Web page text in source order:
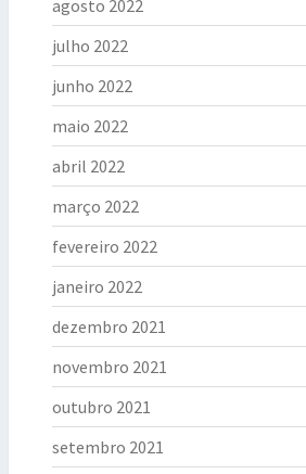
agosto 2022
julho 2022
junho 2022
maio 2022
abril 2022
março 2022
fevereiro 2022
janeiro 2022
dezembro 2021
novembro 2021
outubro 2021
setembro 2021